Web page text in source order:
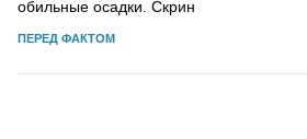
обильные осадки. Скрин
ПЕРЕД ФАКТОМ